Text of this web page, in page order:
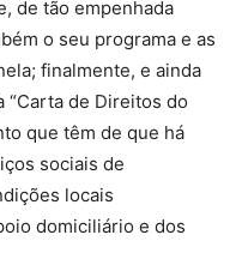
de tão empenhada
o seu programa e as
finalmente, e ainda
“Carta de Direitos do
que têm de que há
sociais de
locais
domiciliário e dos